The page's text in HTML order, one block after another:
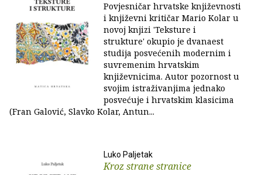
Povjesničar hrvatske književnosti
i književni kritičar Mario Kolar u
novoj knjizi 'Teksture i
strukture' okupio je dvanaest
studija posvećenih modernim i
suvremenim hrvatskim
književnicima. Autor pozornost u
svojim istraživanjima jednako
posvećuje i hrvatskim klasicima
(Fran Galović, Slavko Kolar, Antun...
Luko Paljetak
Kroz strane stranice